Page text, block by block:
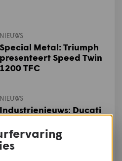
NIEUWS
Special Metal: Triumph
presenteert Speed Twin
1200 TFC
NIEUWS
Industrienieuws: Ducati
euro in onderzoek en
ontwikkeling